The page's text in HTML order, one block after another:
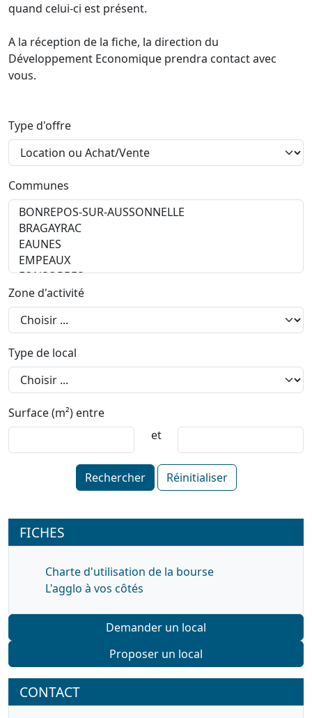
quand celui-ci est présent.
A la réception de la fiche, la direction du
Développement Economique prendra contact avec
vous.
Type d'offre
Communes
Zone d'activité
Type de local
Surface (m²) entre
et
Rechercher Réinitialiser
FICHES
Charte d'utilisation de la bourse
L'agglo à vos côtés
Demander un local
Proposer un local
CONTACT